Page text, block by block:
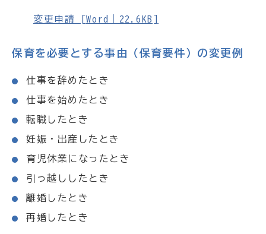
変更申請 [Word｜22.6KB]
保育を必要とする事由（保育要件）の変更例
仕事を辞めたとき
仕事を始めたとき
転職したとき
妊娠・出産したとき
育児休業になったとき
引っ越ししたとき
離婚したとき
再婚したとき